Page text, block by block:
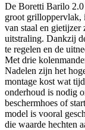
De Boretti Barilo 2.0
groot grilloppervlak,
van staal en
uitstraling. Dankzij
te regelen en de
Met drie
Nadelen zijn het
montage kost wat
onderhoud is nodig
beschermhoes of
model is vooral
die waarde hechten